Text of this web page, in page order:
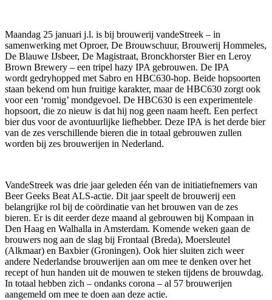
Maandag 25 januari j.l. is bij brouwerij vandeStreek – in
samenwerking met Oproer, De Brouwschuur, Brouwerij Hommeles,
De Blauwe IJsbeer, De Magistraat, BronckhorsterBier en Leroy
Brown Brewery – een tripel hazy IPA gebrouwen. De IPA
wordt gedryhopped met Sabro en HBC630-hop. Beide hopsoorten
staan bekend om hun fruitige karakter, maar de HBC630 zorgt ook
voor een ‘romig’ mondgevoel. De HBC630 is een experimentele
hopsoort, die zo nieuw is dat hij nog geen naam heeft. Een perfect
bier dus voor de avontuurlijke liefhebber. Deze IPA is het derde bier
van de zes verschillende bieren die in totaal gebrouwen zullen
worden bij zes brouwerijen in Nederland.
VandeStreek was drie jaar geleden één van de initiatiefnemers van
Beer Geeks Beat ALS-actie. Dit jaar speelt de brouwerij een
belangrijke rol bij de coördinatie van het brouwen van de zes
bieren. Er is dit eerder deze maand al gebrouwen bij Kompaan in
Den Haag en Walhalla in Amsterdam. Komende weken gaan de
brouwers nog aan de slag bij Frontaal (Breda), Moersleutel
(Alkmaar) en Baxbier(Groningen). Ook hier sluiten zich weer
andere Nederlandse brouwerijen aan om mee te denken over het
recept of hun handen uit de mouwen te steken tijdens de brouwdag.
In totaal hebben zich – ondanks corona – al 57 brouwerijen
aangemeld om mee te doen aan deze actie.